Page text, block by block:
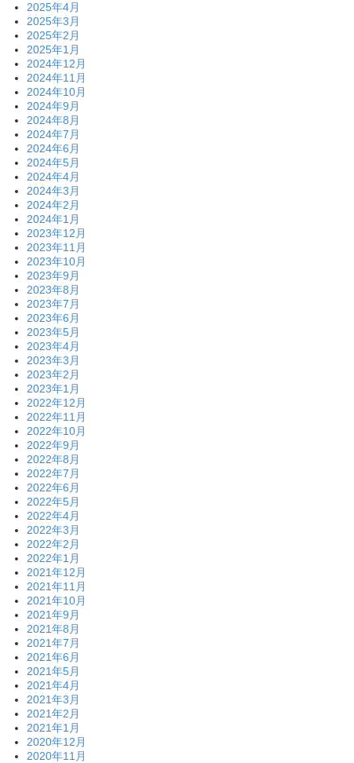
2025年4月
2025年3月
2025年2月
2025年1月
2024年12月
2024年11月
2024年10月
2024年9月
2024年8月
2024年7月
2024年6月
2024年5月
2024年4月
2024年3月
2024年2月
2024年1月
2023年12月
2023年11月
2023年10月
2023年9月
2023年8月
2023年7月
2023年6月
2023年5月
2023年4月
2023年3月
2023年2月
2023年1月
2022年12月
2022年11月
2022年10月
2022年9月
2022年8月
2022年7月
2022年6月
2022年5月
2022年4月
2022年3月
2022年2月
2022年1月
2021年12月
2021年11月
2021年10月
2021年9月
2021年8月
2021年7月
2021年6月
2021年5月
2021年4月
2021年3月
2021年2月
2021年1月
2020年12月
2020年11月